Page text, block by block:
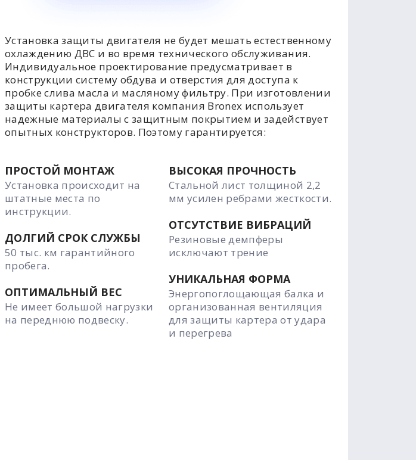
Установка защиты двигателя не будет мешать естественному
охлаждению ДВС и во время технического обслуживания.
Индивидуальное проектирование предусматривает в
конструкции систему обдува и отверстия для доступа к
пробке слива масла и масляному фильтру. При изготовлении
защиты картера двигателя компания Bronex использует
надежные материалы с защитным покрытием и задействует
опытных конструкторов. Поэтому гарантируется:
ПРОСТОЙ МОНТАЖ
Установка происходит на
штатные места по
инструкции.
ДОЛГИЙ СРОК СЛУЖБЫ
50 тыс. км гарантийного
пробега.
ОПТИМАЛЬНЫЙ ВЕС
Не имеет большой нагрузки
на переднюю подвеску.
ВЫСОКАЯ ПРОЧНОСТЬ
Стальной лист толщиной 2,2
мм усилен ребрами жесткости.
ОТСУТСТВИЕ ВИБРАЦИЙ
Резиновые демпферы
исключают трение
УНИКАЛЬНАЯ ФОРМА
Энергопоглощающая балка и
организованная вентиляция
для защиты картера от удара
и перегрева